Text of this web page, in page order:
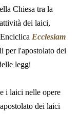
Chiesa tra la
dei laici,
Ecclesiam
per l'apostolato dei
leggi
i laici nelle opere
dei laici